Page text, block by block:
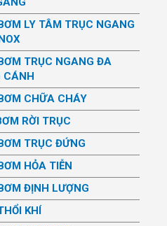
LY TÂM TRỤC NGANG
TRỤC NGANG ĐA
CÁNH
CHỮA CHÁY
RỜI TRỤC
TRỤC ĐỨNG
HỎA TIỄN
ĐỊNH LƯỢNG
KHÍ